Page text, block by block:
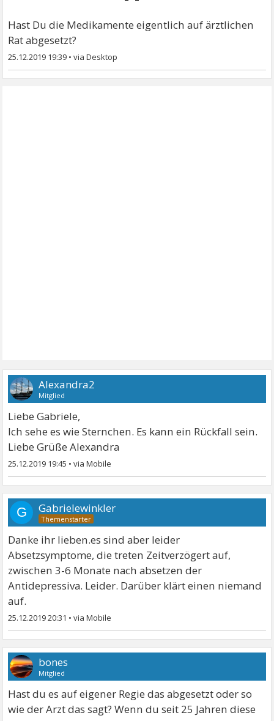
Hast Du die Medikamente eigentlich auf ärztlichen
Rat abgesetzt?
25.12.2019 19:39 •
Alexandra2
Mitglied
Liebe Gabriele,
Ich sehe es wie Sternchen. Es kann ein Rückfall sein.
Liebe Grüße Alexandra
25.12.2019 19:45 •
G Gabrielewinkler
Danke ihr lieben.es sind aber leider
Absetzsymptome, die treten Zeitverzögert auf,
zwischen 3-6 Monate nach absetzen der
Antidepressiva. Leider. Darüber klärt einen niemand
auf.
25.12.2019 20:31 •
bones
Mitglied
Hast du es auf eigener Regie das abgesetzt oder so
wie der Arzt das sagt? Wenn du seit 25 Jahren diese